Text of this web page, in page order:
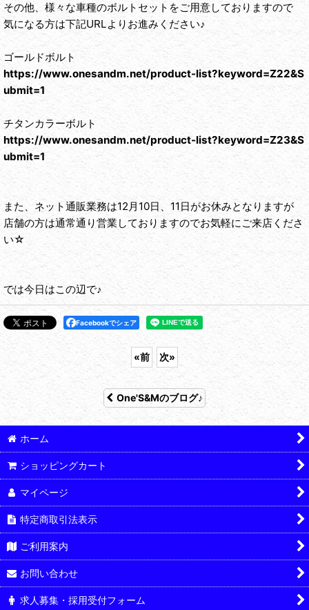
その他、様々な車種のボルトセットをご用意しておりますので
気になる方は下記URLよりお進みください♪
ゴールドボルト
https://www.onesandm.net/product-list?keyword=Z22&S
ubmit=1
チタンカラーボルト
https://www.onesandm.net/product-list?keyword=Z23&S
ubmit=1
また、ネット通販業務は12月10日、11日がお休みとなりますが
店舗の方は通常通り営業しておりますのでお気軽にご来店くださ
い☆
では今日はこの辺で♪
Facebookでシェア
«前 次»
One'S&Mのブログ♪
ホーム
ショッピングカート
マイページ
特定商取引法表示
ご利用案内
お問い合わせ
求人募集・採用受付フォーム